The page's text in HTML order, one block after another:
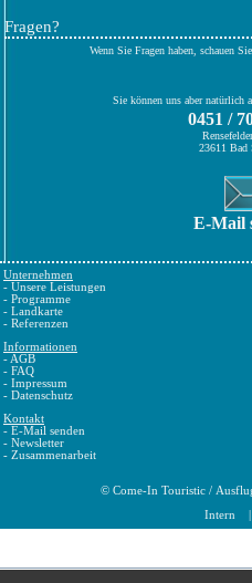
Fragen?
Wenn Sie Fragen haben, schauen
Sie können uns aber natürlich
0451 /
23611 Bad
E-Mail
Unternehmen
- Unsere Leistungen
- Programme
- Landkarte
- Referenzen
Informationen
- AGB
- FAQ
- Impressum
- Datenschutz
Kontakt
- E-Mail senden
- Newsletter
- Zusammenarbeit
© Come-In Touristic /
Intern